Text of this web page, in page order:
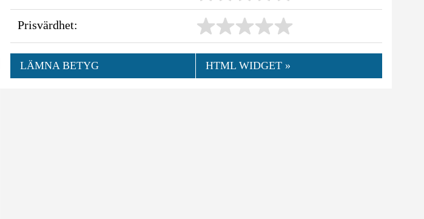
Prisvärdhet:
LÄMNA BETYG HTML WIDGET »